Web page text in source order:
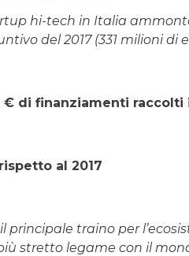
hi-tech in Italia
del 2017 (331 milioni di
€ di finanziamenti raccolti
al 2017
traino per
stretto legame con il